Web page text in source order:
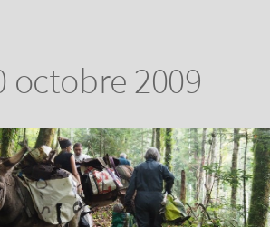
octobre 2009